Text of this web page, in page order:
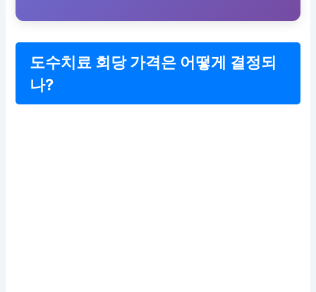
도수치료 회당 가격은 어떻게 결정되
나?